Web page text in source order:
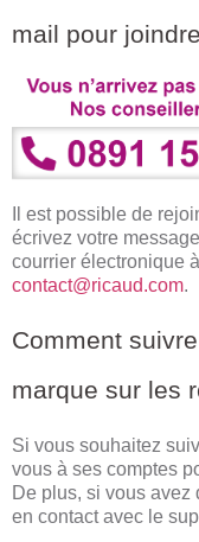
mail pour
Il est possible de
écrivez votre
courrier électronique
contact@ricaud.com.
Comment
marque sur les
Si vous souhaitez
vous à ses comptes
De plus, si vous avez
en contact avec le